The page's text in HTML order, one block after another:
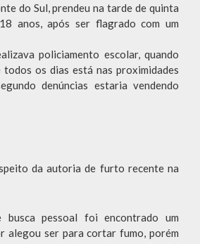
do Sul, prendeu na tarde de quinta
anos, após ser flagrado com um
policiamento escolar, quando
os dias está nas proximidades
denúncias estaria vendendo
da autoria de furto recente na
busca pessoal foi encontrado um
alegou ser para cortar fumo, porém